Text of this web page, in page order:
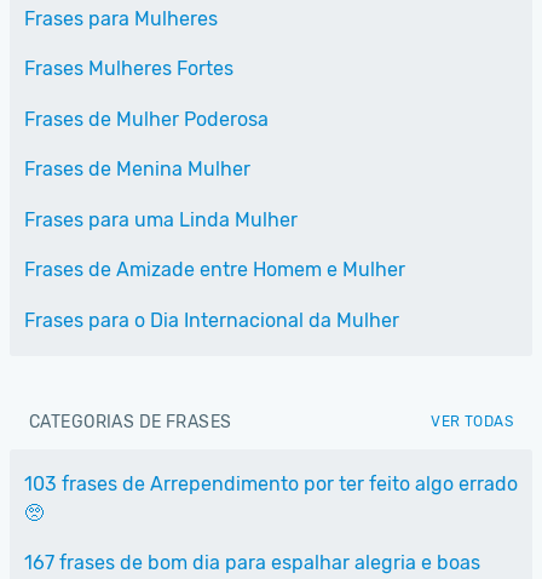
Frases para Mulheres
Frases Mulheres Fortes
Frases de Mulher Poderosa
Frases de Menina Mulher
Frases para uma Linda Mulher
Frases de Amizade entre Homem e Mulher
Frases para o Dia Internacional da Mulher
CATEGORIAS DE FRASES VER TODAS
103 frases de Arrependimento por ter feito algo errado
🥺
167 frases de bom dia para espalhar alegria e boas